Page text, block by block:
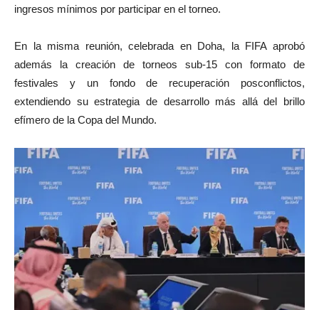
ingresos mínimos por participar en el torneo.
En la misma reunión, celebrada en Doha, la FIFA aprobó
además la creación de torneos sub-15 con formato de
festivales y un fondo de recuperación posconflictos,
extendiendo su estrategia de desarrollo más allá del brillo
efímero de la Copa del Mundo.